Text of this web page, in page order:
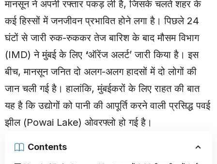
मानसून ने अपनी रफ्तार पकड़ ली है, जिसके चलते शहर के
कई हिस्सों में जनजीवन प्रभावित होने लगा है। पिछले 24
घंटों से जारी रुक-रुककर तेज बारिश के बाद मौसम विभाग
(IMD) ने मुंबई के लिए ‘ऑरेंज अलर्ट’ जारी किया है। इस
बीच, मानसून जनित दो अलग-अलग हादसों में दो लोगों की
जान चली गई है। हालांकि, मुंबईकरों के लिए राहत की बात
यह है कि उद्योगों को पानी की आपूर्ति करने वाली प्रसिद्ध पवई
झील (Powai Lake) ओवरफ्लो हो गई है।
Contents